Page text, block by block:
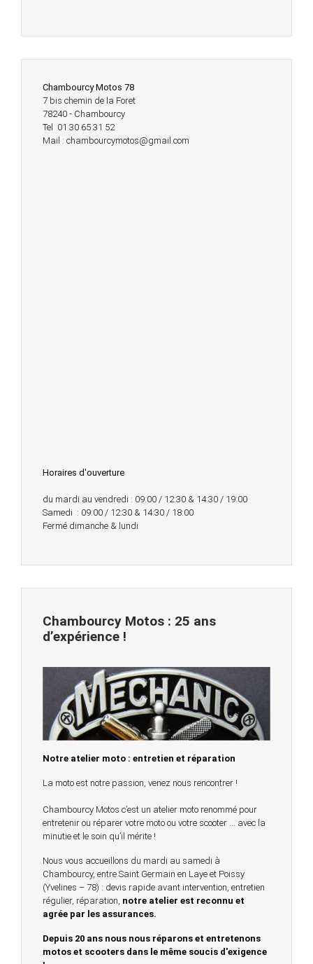
Chambourcy Motos 78
7 bis chemin de la Foret
78240 - Chambourcy
Tel 01 30 65 31 52
Mail : chambourcymotos@gmail.com
Horaires d'ouverture
du mardi au vendredi : 09:00 / 12:30 & 14:30 / 19:00
Samedi : 09:00 / 12:30 & 14:30 / 18:00
Fermé dimanche & lundi
Chambourcy Motos : 25 ans
d’expérience !
Notre atelier moto : entretien et réparation
La moto est notre passion, venez nous rencontrer !
Chambourcy Motos c’est un atelier moto renommé pour
entretenir ou réparer votre moto ou votre scooter … avec la
minutie et le soin qu’il mérite !
Nous vous accueillons du mardi au samedi à
Chambourcy, entre Saint Germain en Laye et Poissy
(Yvelines – 78) : devis rapide avant intervention, entretien
régulier, réparation, notre atelier est reconnu et
agrée par les assurances.
Depuis 20 ans nous nous réparons et entretenons
motos et scooters dans le même soucis d'exigence